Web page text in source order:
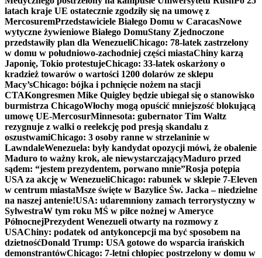
latach kraje UE ostatecznie zgodziły się na umowę z
MercosuremPrzedstawiciele Białego Domu w CaracasNowe
wytyczne żywieniowe Białego DomuStany Zjednoczone
przedstawiły plan dla WenezueliChicago: 78-latek zastrzelony
w domu w południowo-zachodniej części miastaChiny karzą
Japonię, Tokio protestujeChicago: 33-latek oskarżony o
kradzież towarów o wartości 1200 dolarów ze sklepu
Macy’sChicago: bójka i pchnięcie nożem na stacji
CTAKongresmen Mike Quigley będzie ubiegał się o stanowisko
burmistrza ChicagoWłochy mogą opuścić mniejszość blokującą
umowę UE-MercosurMinnesota: gubernator Tim Waltz
rezygnuje z walki o reelekcję pod presją skandalu z
oszustwamiChicago: 3 osoby ranne w strzelaninie w
LawndaleWenezuela: były kandydat opozycji mówi, że obalenie
Maduro to ważny krok, ale niewystarczającyMaduro przed
sądem: “jestem prezydentem, porwano mnie”Rosja potępia
USA za akcję w WenezueliChicago: rabunek w sklepie 7-Eleven
w centrum miastaMsze święte w Bazylice Św. Jacka – niedzielne
na naszej antenie!USA: udaremniony zamach terrorystyczny w
SylwestraW tym roku MŚ w piłce nożnej w Ameryce
PółnocnejPrezydent Wenezueli otwarty na rozmowy z
USAChiny: podatek od antykoncepcji ma być sposobem na
dzietnośćDonald Trump: USA gotowe do wsparcia irańskich
demonstrantówChicago: 7-letni chłopiec postrzelony w domu w